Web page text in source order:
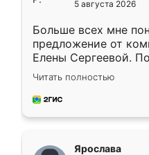
5 августа 2026
Больше всех мне
предложение от
Елены Сергеевой.
короткие сроки
для замера
предложил по моему
Читать полностью
Ярослава